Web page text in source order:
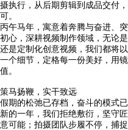
摄执行，从后期剪辑到成品交付
可。
丙午马年，寓意着奔腾与奋进、
初心，深耕视频制作领域，无论
还是定制化创意视频，我们都将
一个细节，定格每一份美好，用
值。
策马扬鞭，实干致远
假期的松弛已存档，奋斗的模式已
新的一年，我们拒绝敷衍，坚守
意可能；拍摄团队步履不停，捕